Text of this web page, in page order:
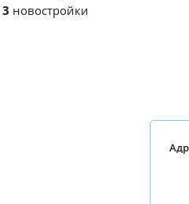
3 новостройки